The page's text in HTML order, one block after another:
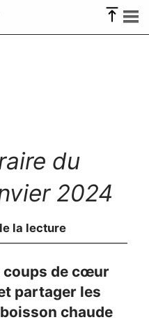
du
2024
la lecture
coups de cœur
partager les
chaude